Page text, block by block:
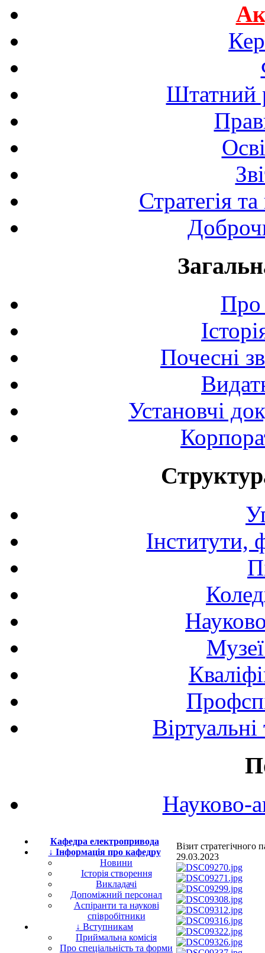
Штатний
Стратегія
Про
Почесні
Установчі
Інститути,
Науково-
Кафедра електропривода
↓ Інформація про кафедру
Новини
Історія створення
Викладачі
Допоміжний персонал
Аспіранти та наукові
співробітники
↓ Вступникам
Приймальна комісія
Про спеціальність та форми
Візит
29.03.2023